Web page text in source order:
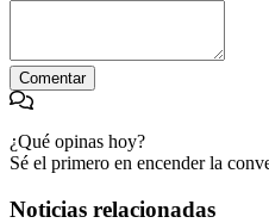
Comentar
¿Qué opinas hoy?
Sé el primero en encender la
Noticias relacionadas